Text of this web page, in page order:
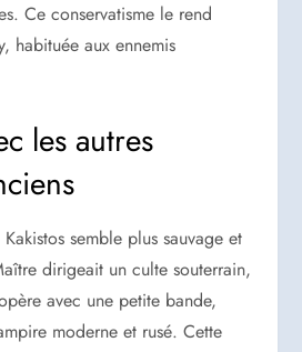
Ce conservatisme le rend
habituée aux ennemis
les autres
semble plus sauvage et
dirigeait un culte souterrain,
avec une petite bande,
moderne et rusé. Cette